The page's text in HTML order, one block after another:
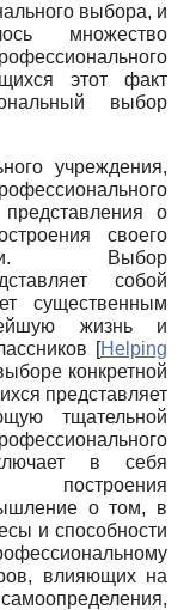
выбора, и
множество
этот факт
выбор
учреждения,
о
своего
Выбор
собой
существенным
жизнь и
[Helping
конкретной
представляет
тщательной
в себя
построения
о том, в
и способности
влияющих на